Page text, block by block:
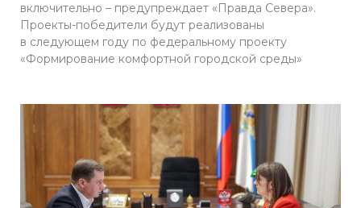
включительно – предупреждает «Правда Севера».
Проекты-победители будут реализованы
в следующем году по федеральному проекту
«Формирование комфортной городской среды»